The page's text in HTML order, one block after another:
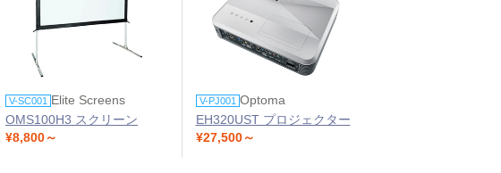
V-SC001 Elite Screens
OMS100H3 スクリーン
¥8,800～
V-PJ001 Optoma
EH320UST プロジェクター
¥27,500～